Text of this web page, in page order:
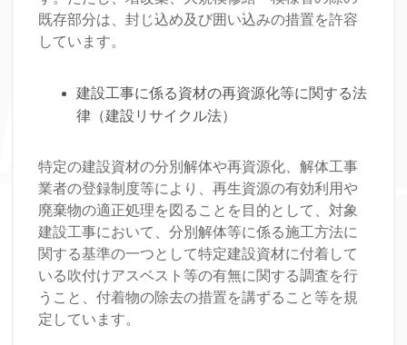
既存部分は、封じ込め及び囲い込みの措置を許容
しています。
建設工事に係る資材の再資源化等に関する法
律（建設リサイクル法）
特定の建設資材の分別解体や再資源化、解体工事
業者の登録制度等により、再生資源の有効利用や
廃棄物の適正処理を図ることを目的として、対象
建設工事において、分別解体等に係る施工方法に
関する基準の一つとして特定建設資材に付着して
いる吹付けアスベスト等の有無に関する調査を行
うこと、付着物の除去の措置を講ずること等を規
定しています。